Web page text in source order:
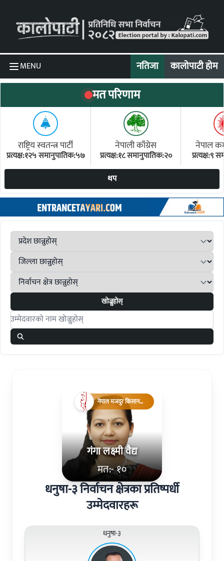
MENU नतिजा कालोपाटी होम
मत परिणाम
राष्ट्रिय स्वतन्त्र पार्टी
प्रत्यक्ष:१२५ समानुपातिक:५७
नेपाली काँग्रेस
प्रत्यक्ष:१८ समानुपातिक:२०
नेपाल
प्रत्यक्ष:९
थप
खोज्नुहोस्
Search candidates
गंगा लक्ष्मी वैद्य
मत:- १०
नेपाल मजदुर किसान
पार्टी
धनुषा-३ निर्वाचन क्षेत्रका प्रतिष्पर्धी
उम्मेदवारहरू
धनुषा-३